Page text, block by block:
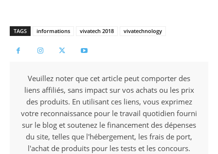
TAGS informations vivatech 2018 vivatechnology
Veuillez noter que cet article peut comporter des
liens affiliés, sans impact sur vos achats ou les prix
des produits. En utilisant ces liens, vous exprimez
votre reconnaissance pour le travail quotidien fourni
sur le blog et soutenez le financement des dépenses
du site, telles que l'hébergement, les frais de port,
l'achat de produits pour les tests et les concours.